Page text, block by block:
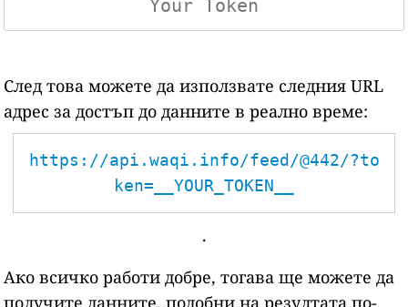
След това можете да използвате следния URL
адрес за достъп до данните в реално време:
https://api.waqi.info/feed/@442/?to
ken=__YOUR_TOKEN__
.
Ако всичко работи добре, тогава ще можете да
получите данните, подобни на резултата по-